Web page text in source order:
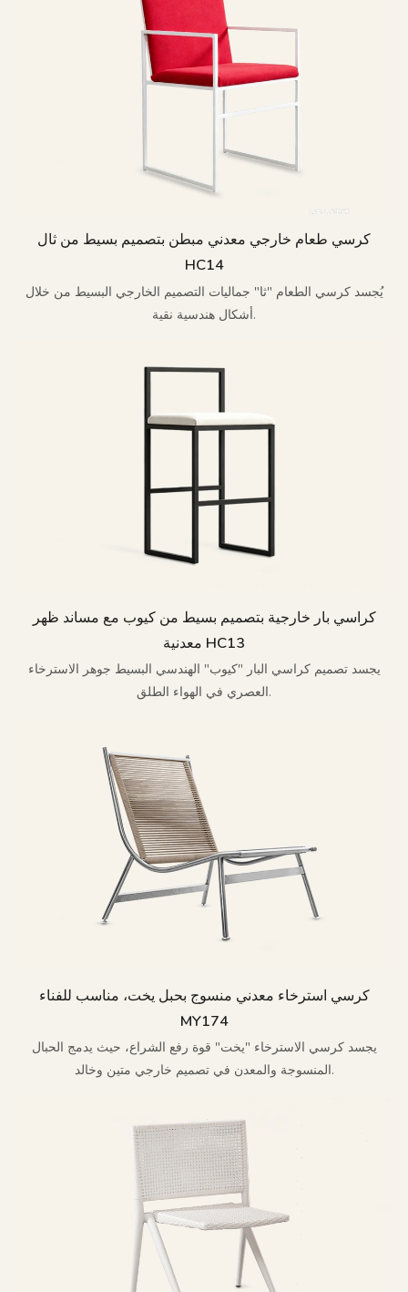
كرسي طعام خارجي معدني مبطن بتصميم بسيط من ثال
HC14
يُجسد كرسي الطعام "ثا" جماليات التصميم الخارجي البسيط من خلال
أشكال هندسية نقية.
كراسي بار خارجية بتصميم بسيط من كيوب مع مساند ظهر
معدنية HC13
يجسد تصميم كراسي البار "كيوب" الهندسي البسيط جوهر الاسترخاء
العصري في الهواء الطلق.
كرسي استرخاء معدني منسوج بحبل يخت، مناسب للفناء
MY174
يجسد كرسي الاسترخاء "يخت" قوة رفع الشراع، حيث يدمج الحبال
المنسوجة والمعدن في تصميم خارجي متين وخالد.